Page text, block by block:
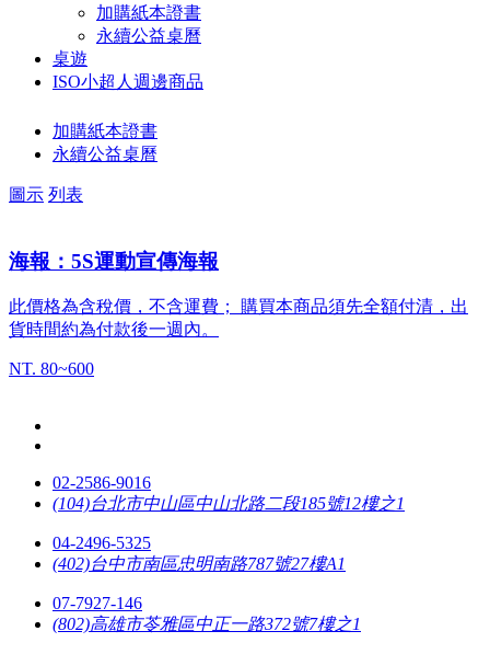
加購紙本證書
永續公益桌曆
桌遊
ISO小超人週邊商品
加購紙本證書
永續公益桌曆
圖示 列表
海報：5S運動宣傳海報
此價格為含稅價，不含運費； 購買本商品須先全額付清，出
貨時間約為付款後一週內。
NT. 80~600
02-2586-9016
(104)台北市中山區中山北路二段185號12樓之1
04-2496-5325
(402)台中市南區忠明南路787號27樓A1
07-7927-146
(802)高雄市苓雅區中正一路372號7樓之1